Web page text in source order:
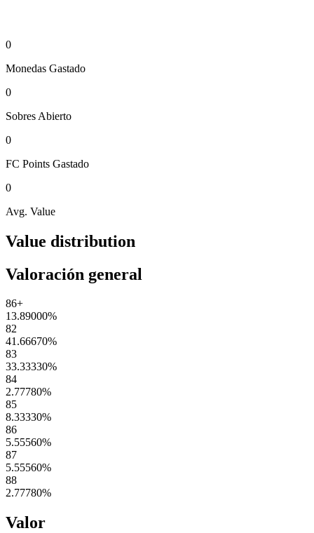
0
Monedas Gastado
0
Sobres Abierto
0
FC Points Gastado
0
Avg. Value
Value distribution
Valoración general
86+
13.89000%
82
41.66670%
83
33.33330%
84
2.77780%
85
8.33330%
86
5.55560%
87
5.55560%
88
2.77780%
Valor